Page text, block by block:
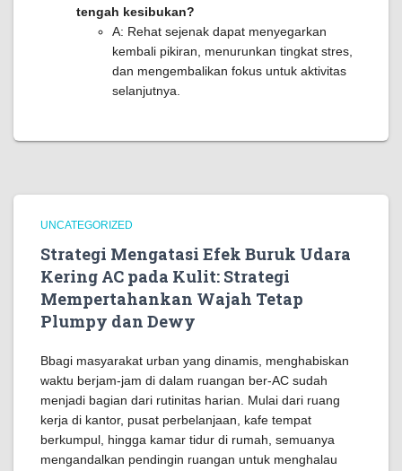
tengah kesibukan?
A: Rehat sejenak dapat menyegarkan
kembali pikiran, menurunkan tingkat stres,
dan mengembalikan fokus untuk aktivitas
selanjutnya.
UNCATEGORIZED
Strategi Mengatasi Efek Buruk Udara
Kering AC pada Kulit: Strategi
Mempertahankan Wajah Tetap
Plumpy dan Dewy
Bbagi masyarakat urban yang dinamis, menghabiskan
waktu berjam-jam di dalam ruangan ber-AC sudah
menjadi bagian dari rutinitas harian. Mulai dari ruang
kerja di kantor, pusat perbelanjaan, kafe tempat
berkumpul, hingga kamar tidur di rumah, semuanya
mengandalkan pendingin ruangan untuk menghalau